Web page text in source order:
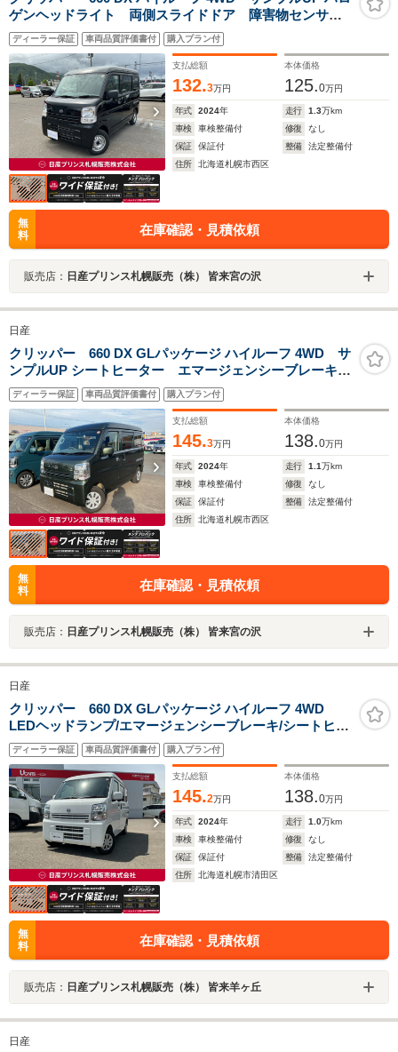
ゲンヘッドライト 両側スライドドア 障害物センサ
ー エマージェンシーブレーキ マニュアルエアコン
4WD 車線逸脱警報 アイドリングストップ キーレス
ディーラー保証 車両品質評価書付 購入プラン付
支払総額
132.3万円
本体価格
125.0万円
年式 2024年 走行 1.3万km
車検
車検整備付 修復
なし
保証
保証付 整備
法定整備付
住所
北海道札幌市西区
無
料
在庫確認・見積依頼
販売店： 日産プリンス札幌販売（株） 皆来宮の沢
日産
クリッパー 660 DX GLパッケージ ハイルーフ 4WD サ
ンプルUP シートヒーター エマージェンシーブレーキ
ラジオチューナー 両側スライドドア LEDヘッドライ
ト 障害物センサー 4WD
ディーラー保証 車両品質評価書付 購入プラン付
支払総額
145.3万円
本体価格
138.0万円
年式 2024年 走行 1.1万km
車検
車検整備付 修復
なし
保証
保証付 整備
法定整備付
住所
北海道札幌市西区
無
料
在庫確認・見積依頼
販売店： 日産プリンス札幌販売（株） 皆来宮の沢
日産
クリッパー 660 DX GLパッケージ ハイルーフ 4WD
LEDヘッドランプ/エマージェンシーブレーキ/シートヒー
ター/横滑り防止装置
ディーラー保証 車両品質評価書付 購入プラン付
支払総額
145.2万円
本体価格
138.0万円
年式 2024年 走行 1.0万km
車検
車検整備付 修復
なし
保証
保証付 整備
法定整備付
住所
北海道札幌市清田区
無
料
在庫確認・見積依頼
販売店： 日産プリンス札幌販売（株） 皆来羊ヶ丘
日産